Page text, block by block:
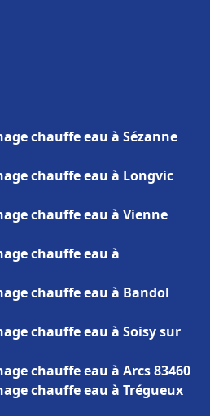
chauffe eau à Sézanne
chauffe eau à Longvic
chauffe eau à Vienne
chauffe eau à
chauffe eau à Bandol
chauffe eau à Soisy sur
chauffe eau à Arcs 83460
chauffe eau à Trégueux